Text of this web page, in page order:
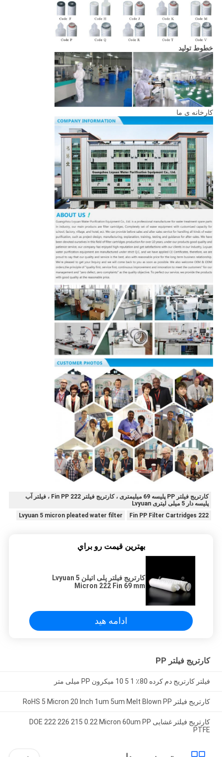
خطوط تولید
کارخانه ی ما
کارتریج فیلتر PP پلیسه 69 میلیمتری ، کارتریج فیلتر 222 Fin PP ، فیلتر آب
پلیسه دار 5 میلی لیتری Lvyuan
222 Fin PP Filter Cartridges
Lvyuan 5 micron pleated water filter
بهترين قيمت رو براي
کارتریج فیلتر پلی اتیلن Lvyuan 5
Micron 222 Fin 69 mm
ادامه هید
کارتریج فیلتر PP
فیلتر کارتریج دم کرده 80٪ 1 5 10 میکرون PP میلی متر
کارتریج فیلتر RoHS 5 Micron 20 Inch 1um 5um Melt Blown PP
کارتریج فیلتر غشایی DOE 222 226 215 0.22 Micron 60um PP
PTFE